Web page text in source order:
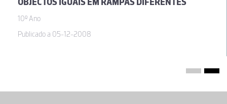
10º Ano
Publicado a 05-12-2008